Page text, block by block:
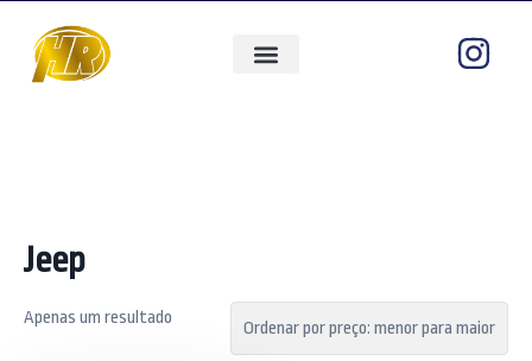
Jeep
Apenas um resultado